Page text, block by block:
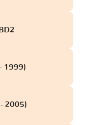
1999)
2005)